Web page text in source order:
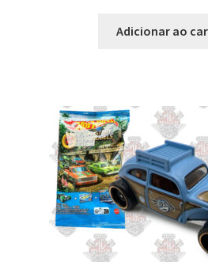
Adicionar ao